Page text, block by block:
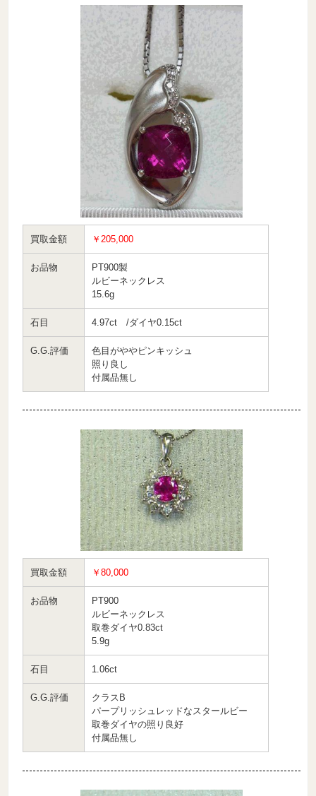
買取金額 ￥205,000
お品物
PT900製
ルビーネックレス
15.6g
石目 4.97ct /ダイヤ0.15ct
G.G.評価
色目がややピンキッシュ
照り良し
付属品無し
買取金額 ￥80,000
お品物
PT900
ルビーネックレス
取巻ダイヤ0.83ct
5.9g
石目 1.06ct
G.G.評価
クラスB
パープリッシュレッドなスタールビー
取巻ダイヤの照り良好
付属品無し